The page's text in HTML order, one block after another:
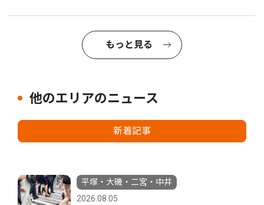
もっと見る
他のエリアのニュース
新着記事
平塚・大磯・二宮・中井
2026.08.05